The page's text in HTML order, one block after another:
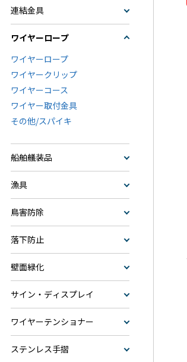
連結金具
ワイヤーロープ
ワイヤーロープ
ワイヤークリップ
ワイヤーコース
ワイヤー取付金具
その他/スパイキ
船舶艤装品
漁具
鳥害防除
落下防止
壁面緑化
サイン・ディスプレイ
ワイヤーテンショナー
ステンレス手摺